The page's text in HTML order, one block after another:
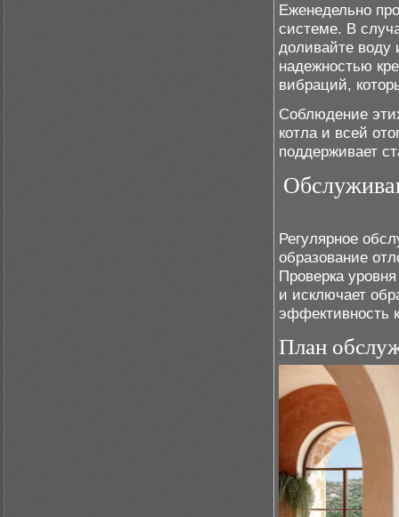
Еженедельно
системе. В
доливайте воду
надежностью
вибраций,
Соблюдение
котла и всей
поддерживает
Регулярное
образование
Проверка
и исключает
эффективность
План